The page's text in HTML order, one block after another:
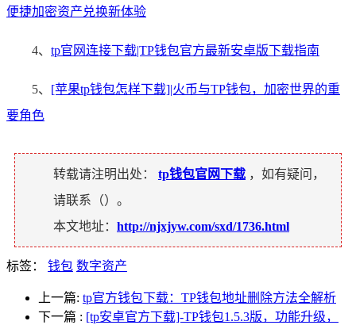
便捷加密资产兑换新体验
4、 tp官网连接下载|TP钱包官方最新安卓版下载指南
5、 [苹果tp钱包怎样下载]|火币与TP钱包，加密世界的重
要角色
转载请注明出处： tp钱包官网下载 ，如有疑问，
请联系（）。
本文地址： http://njxjyw.com/sxd/1736.html
标签： 钱包 数字资产
上一篇: tp官方钱包下载：TP钱包地址删除方法全解析
下一篇 : [tp安卓官方下载]-TP钱包1.5.3版，功能升级，